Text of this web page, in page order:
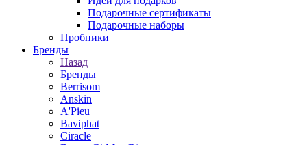
Подарочные сертификаты
Подарочные наборы
Пробники
Бренды
Назад
Бренды
Berrisom
Anskin
A'Pieu
Baviphat
Ciracle